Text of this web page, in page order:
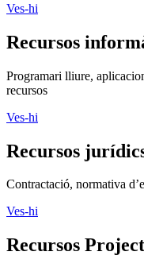
Ves-hi
Recursos
Programari lliure,
recursos
Ves-hi
Recursos
Contractació, normativa
Ves-hi
Recursos